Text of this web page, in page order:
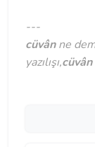
---
cüvânne
yazılışı,cüvân